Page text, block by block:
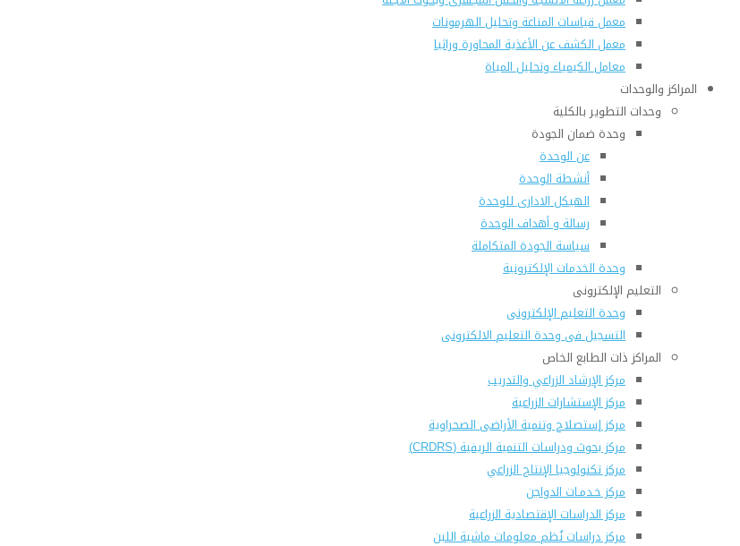
معمل قياسات المناعة وتحليل الهرمونات
معمل الكشف عن الأغذية المحاورة وراثيا
معامل الكيمياء وتحليل المياة
المراكز والوحدات
وحدات التطوير بالكلية
وحدة ضمان الجودة
عن الوحدة
أنشطة الوحدة
الهيكل الادارى للوحدة
رسالة و أهداف الوحدة
سياسة الجودة المتكاملة
وحدة الخدمات الإلكترونية
التعليم الإلكترونى
وحدة التعليم الإلكترونى
التسجيل فى وحدة التعليم الالكترونى
المراكز ذات الطابع الخاص
مركز الإرشاد الزراعي والتدريب
مركز الإستشارات الزراعية
مركز إستصلاح وتنمية الأراضى الصحراوية
مركز بحوث ودراسات التنمية الريفية (CRDRS)
مركز تكنولوجيا الإنتاج الزراعي
مركز خـدمـات الدواجن
مركز الدراسات الإقتصادية الزراعية
مركز دراسات نُظم معلومات ماشية اللبن